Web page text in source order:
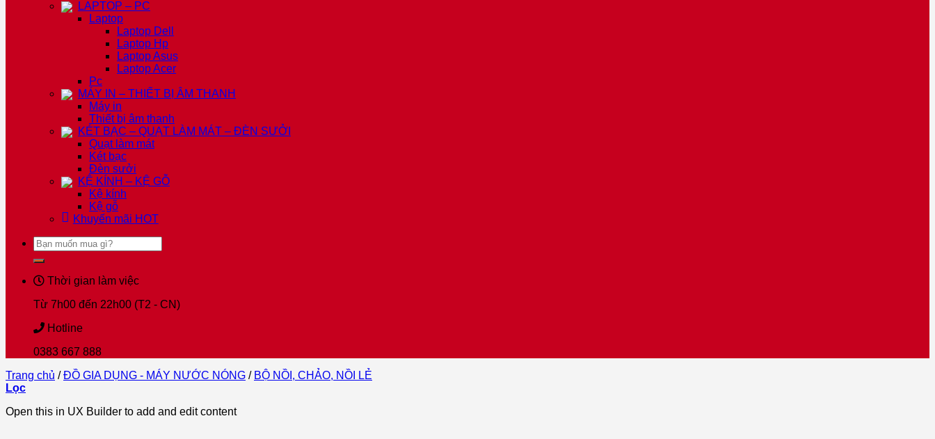
LAPTOP – PC
Laptop
Laptop Dell
Laptop Hp
Laptop Asus
Laptop Acer
Pc
MÁY IN – THIẾT BỊ ÂM THANH
Máy in
Thiết bị âm thanh
KÉT BẠC – QUẠT LÀM MÁT – ĐÈN SƯỞI
Quạt làm mát
Két bạc
Đèn sưởi
KỆ KÍNH – KỆ GỖ
Kệ kính
Kệ gỗ
Khuyến mãi HOT
Tìm
kiếm:
Thời gian làm việc
Từ 7h00 đến 22h00 (T2 - CN)
Hotline
0383 667 888
Trang chủ / ĐỒ GIA DỤNG - MÁY NƯỚC NÓNG / BỘ NỒI, CHẢO, NỒI LẺ
Lọc
Open this in UX Builder to add and edit content